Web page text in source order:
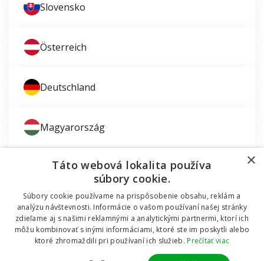
Slovensko
Österreich
Deutschland
Magyarország
© 2011 - 2026 TT HOLDING, a.s. Už 12 rokov vám
pomáhame šetriť peniaze za okná a dvere.Všetky
Zaujíma vás montáž okien?
Dodávali sme okná do mobilnej chatky
×
Táto webová lokalita používa
súbory cookie.
Súbory cookie používame na prispôsobenie obsahu, reklám a
analýzu návštevnosti. Informácie o vašom používaní našej stránky
zdieľame aj s našimi reklamnými a analytickými partnermi, ktorí ich
môžu kombinovať s inými informáciami, ktoré ste im poskytli alebo
ktoré zhromaždili pri používaní ich služieb.Prečítať viac